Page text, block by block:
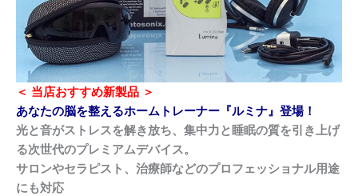
＜ 当店おすすめ新製品 ＞
あなたの脳を整えるホームトレーナー『ルミナ』登場！
光と音がストレスを解き放ち、集中力と睡眠の質を引き上げ
る次世代のプレミアムデバイス。
サロンやセラピスト、治療師などのプロフェッショナル用途
にも対応